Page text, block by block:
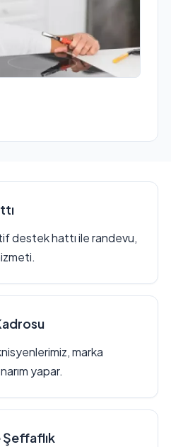
destek hattı ile randevu,
marka
yapar.